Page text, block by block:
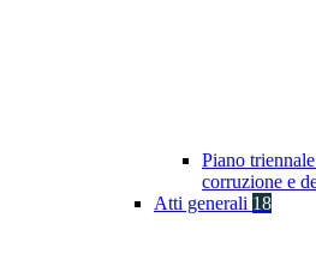
Piano
corruzione e
Atti generali 18